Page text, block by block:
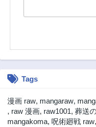
2年前
第2.2話
第1話
2年前
Tags
漫画 raw, mangaraw,
, raw 漫画, raw1001, 葬送
mangakoma, 呪術廻戦 raw,